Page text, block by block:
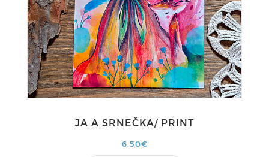
JA A SRNEČKA/ PRINT
6,50€